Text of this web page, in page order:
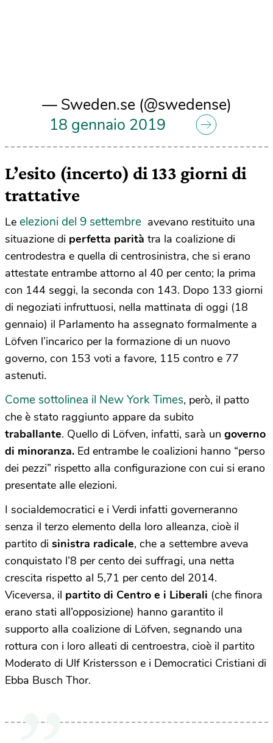
— Sweden.se (@swedense)
18 gennaio 2019
L’esito (incerto) di 133 giorni di
trattative
Le elezioni del 9 settembre avevano restituito una
situazione di perfetta parità tra la coalizione di
centrodestra e quella di centrosinistra, che si erano
attestate entrambe attorno al 40 per cento; la prima
con 144 seggi, la seconda con 143. Dopo 133 giorni
di negoziati infruttuosi, nella mattinata di oggi (18
gennaio) il Parlamento ha assegnato formalmente a
Löfven l’incarico per la formazione di un nuovo
governo, con 153 voti a favore, 115 contro e 77
astenuti.
Come sottolinea il New York Times, però, il patto
che è stato raggiunto appare da subito
traballante. Quello di Löfven, infatti, sarà un governo
di minoranza. Ed entrambe le coalizioni hanno “perso
dei pezzi” rispetto alla configurazione con cui si erano
presentate alle elezioni.
I socialdemocratici e i Verdi infatti governeranno
senza il terzo elemento della loro alleanza, cioè il
partito di sinistra radicale, che a settembre aveva
conquistato l’8 per cento dei suffragi, una netta
crescita rispetto al 5,71 per cento del 2014.
Viceversa, il partito di Centro e i Liberali (che finora
erano stati all’opposizione) hanno garantito il
supporto alla coalizione di Löfven, segnando una
rottura con i loro alleati di centroestra, cioè il partito
Moderato di Ulf Kristersson e i Democratici Cristiani di
Ebba Busch Thor.